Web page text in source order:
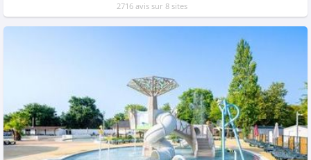
2716 avis sur 8 sites